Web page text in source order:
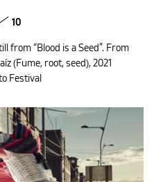
10
from “Blood is a Seed”. From
(Fume, root, seed), 2021
Festival